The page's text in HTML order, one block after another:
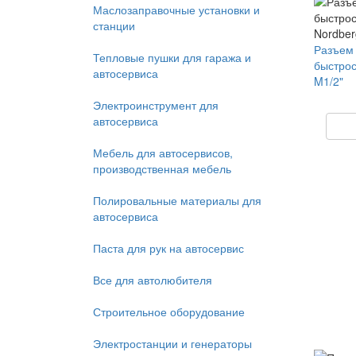
Маслозаправочные установки и
станции
Тепловые пушки для гаража и
автосервиса
Электроинструмент для
автосервиса
Мебель для автосервисов,
производственная мебель
Полировальные материалы для
автосервиса
Паста для рук на автосервис
Все для автолюбителя
Строительное оборудование
Электростанции и генераторы
M1/2"